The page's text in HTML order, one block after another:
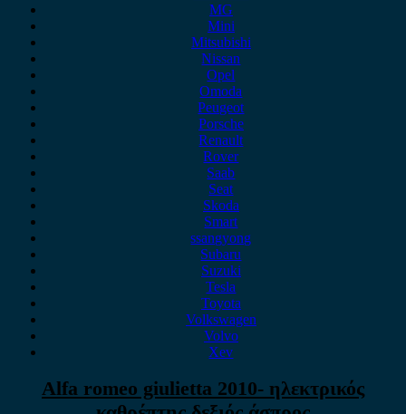
MG
Mini
Mitsubishi
Nissan
Opel
Omoda
Peugeot
Porsche
Renault
Rover
Saab
Seat
Skoda
Smart
ssangyong
Subaru
Suzuki
Tesla
Toyota
Volkswagen
Volvo
Xev
Alfa romeo giulietta 2010- ηλεκτρικός